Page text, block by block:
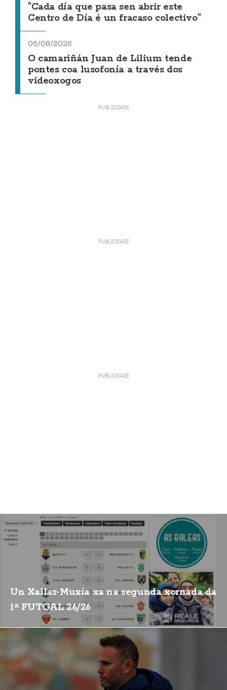
"Cada día que pasa sen abrir este
Centro de Día é un fracaso colectivo"
06/08/2026
O camariñán Juan de Lilium tende
pontes coa lusofonía a través dos
videoxogos
Un Xallas-Muxía xa na segunda xornada da
1ª FUTGAL 26/26